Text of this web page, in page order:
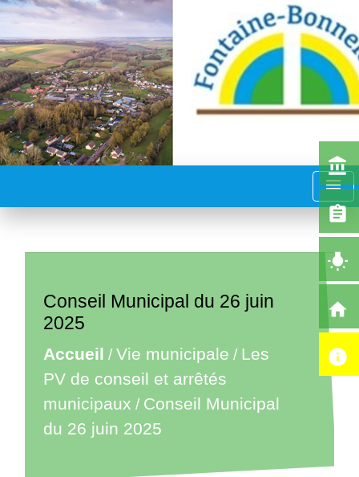
menu
Conseil Municipal du 26 juin
2025
Accueil / Vie municipale / Les
PV de conseil et arrêtés
municipaux / Conseil Municipal
du 26 juin 2025
account_balance
assignment
wb_incandescent
home
info